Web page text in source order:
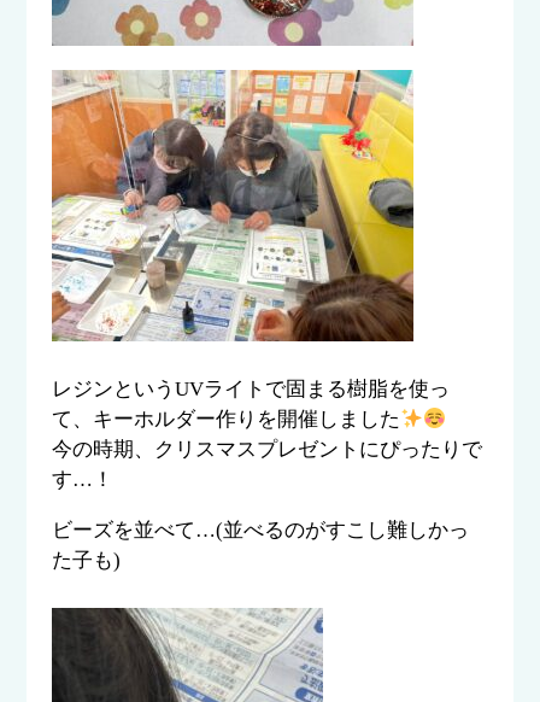
レジンというUVライトで固まる樹脂を使っ
て、キーホルダー作りを開催しました
今の時期、クリスマスプレゼントにぴったりで
す…！
ビーズを並べて…(並べるのがすこし難しかっ
た子も)